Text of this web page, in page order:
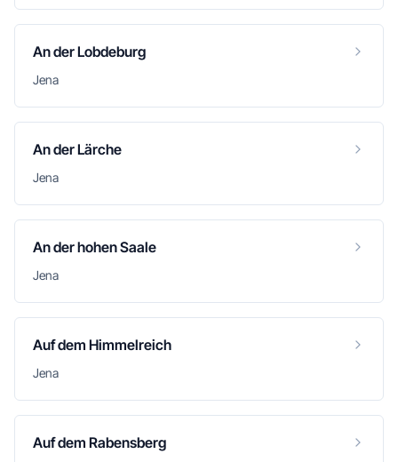
An der Lobdeburg
Jena
An der Lärche
Jena
An der hohen Saale
Jena
Auf dem Himmelreich
Jena
Auf dem Rabensberg